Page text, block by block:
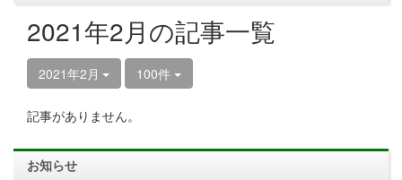
2021年2月の記事一覧
2021年2月 100件
記事がありません。
お知らせ